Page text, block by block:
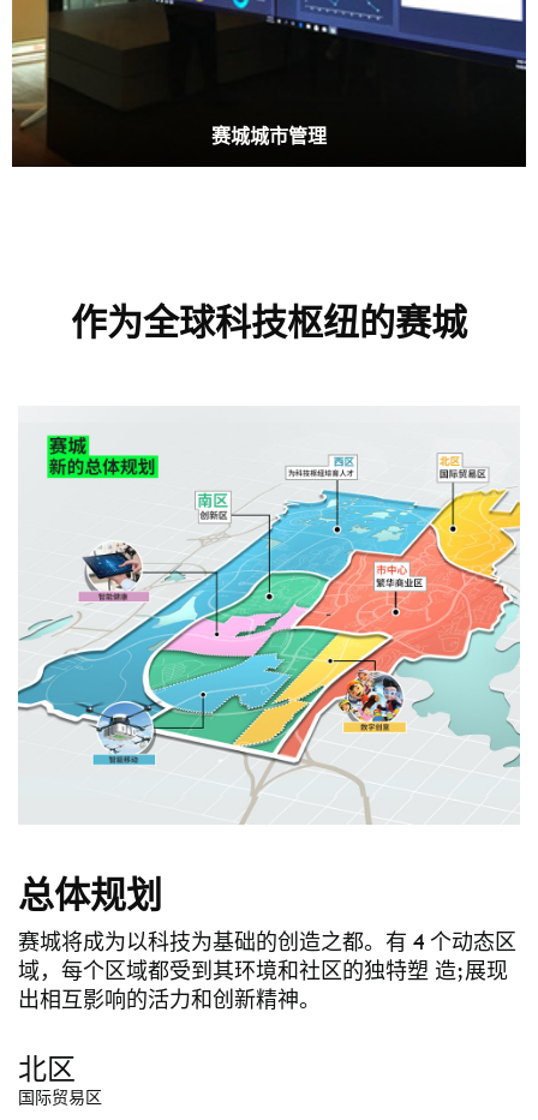
赛城城市管理
作为全球科技枢纽的赛城
总体规划
赛城将成为以科技为基础的创造之都。有 4 个动态区
域，每个区域都受到其环境和社区的独特塑 造;展现
出相互影响的活力和创新精神。
北区
国际贸易区